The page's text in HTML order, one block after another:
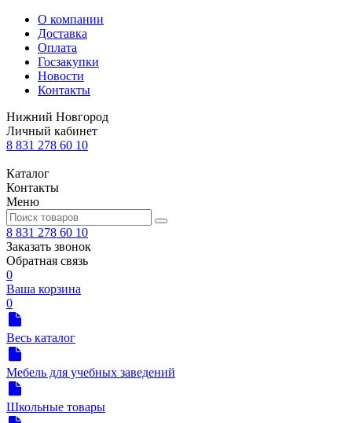
О компании
Доставка
Оплата
Госзакупки
Новости
Контакты
Нижний Новгород
Личный кабинет
8 831 278 60 10
Каталог
Контакты
Меню
8 831 278 60 10
Заказать звонок
Обратная связь
0
Ваша корзина
0
Весь каталог
Мебель для учебных заведений
Школьные товары